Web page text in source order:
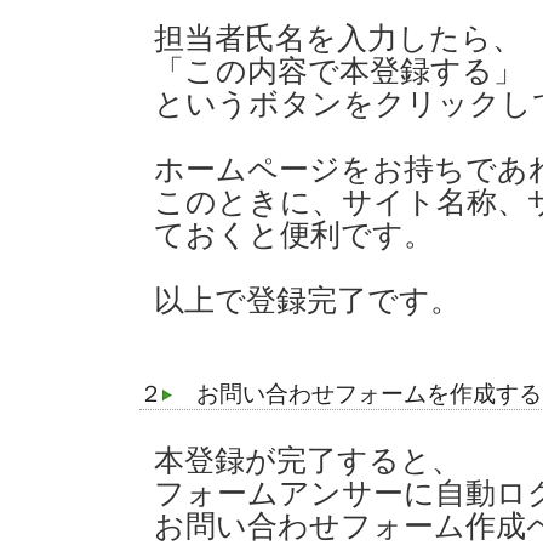
担当者氏名を入力したら、
「この内容で本登録する」
というボタンをクリックし
ホームページをお持ちであ
このときに、サイト名称、
ておくと便利です。
以上で登録完了です。
２ お問い合わせフォームを作成する
本登録が完了すると、
フォームアンサーに自動ロ
お問い合わせフォーム作成